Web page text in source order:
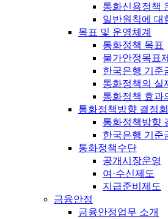
통화신용정책
일반원칙에 대
목표 및 운영체계
통화정책 목표
물가안정목표제
한국은행 기준
통화정책의 실
통화정책 효과
통화정책방향 결정
통화정책방향
한국은행 기준
통화정책수단
공개시장운영
여·수신제도
지급준비제도
금융안정
금융안정업무 소개